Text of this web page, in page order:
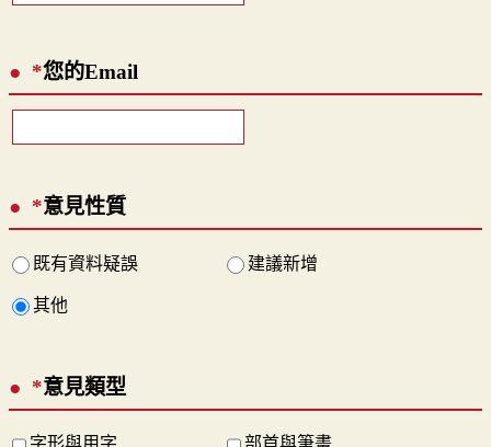
*您的Email
*意見性質
既有資料疑誤 建議新增
其他
*意見類型